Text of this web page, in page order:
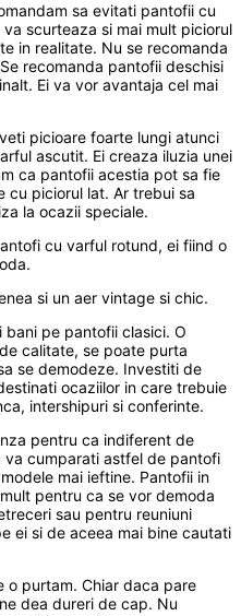
sa evitati pantofii cu
scurteaza si mai mult piciorul
in realitate. Nu se recomanda
recomanda pantofii deschisi
Ei va vor avantaja cel mai
picioare foarte lungi atunci
ascutit. Ei creaza iluzia unei
ca pantofii acestia pot sa fie
cu piciorul lat. Ar trebui sa
la ocazii speciale.
cu varful rotund, ei fiind o
si un aer vintage si chic.
bani pe pantofii clasici. O
calitate, se poate purta
se demodeze. Investiti de
ocaziilor in care trebuie
intershipuri si conferinte.
pentru ca indiferent de
va cumparati astfel de pantofi
mai ieftine. Pantofii in
pentru ca se vor demoda
sau pentru reuniuni
ei si de aceea mai bine cautati
o purtam. Chiar daca pare
dea dureri de cap. Nu